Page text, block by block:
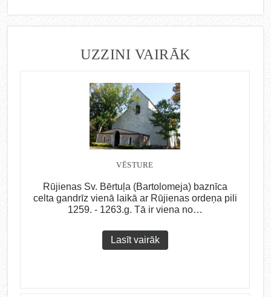
UZZINI VAIRĀK
VĒSTURE
Rūjienas Sv. Bērtuļa (Bartolomeja) baznīca
celta gandrīz vienā laikā ar Rūjienas ordeņa pili
1259. - 1263.g. Tā ir viena no…
Lasīt vairāk